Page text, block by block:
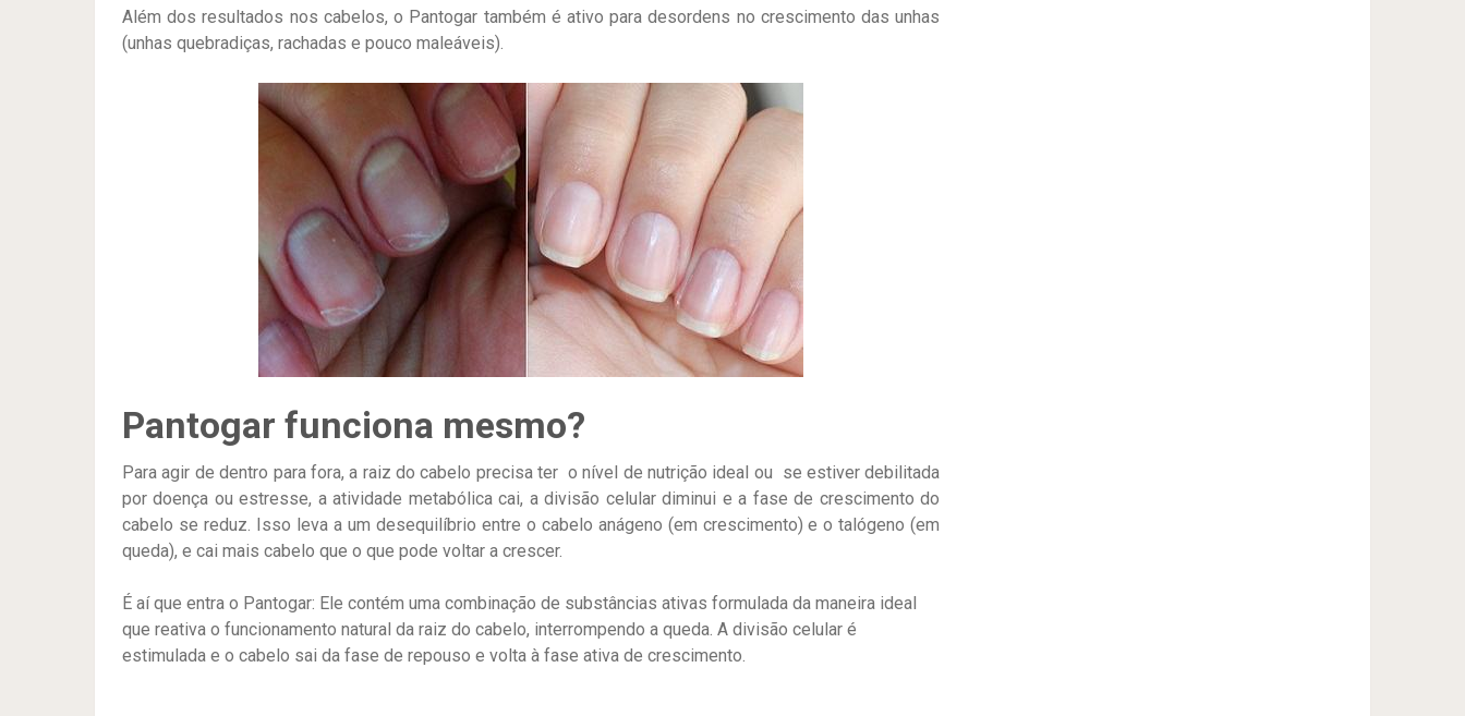
Além dos resultados nos cabelos, o Pantogar também é ativo para desordens no crescimento das unhas
(unhas quebradiças, rachadas e pouco maleáveis).
Pantogar funciona mesmo?
Para agir de dentro para fora, a raiz do cabelo precisa ter o nível de nutrição ideal ou se estiver debilitada
por doença ou estresse, a atividade metabólica cai, a divisão celular diminui e a fase de crescimento do
cabelo se reduz. Isso leva a um desequilíbrio entre o cabelo anágeno (em crescimento) e o talógeno (em
queda), e cai mais cabelo que o que pode voltar a crescer.
É aí que entra o Pantogar: Ele contém uma combinação de substâncias ativas formulada da maneira ideal
que reativa o funcionamento natural da raiz do cabelo, interrompendo a queda. A divisão celular é
estimulada e o cabelo sai da fase de repouso e volta à fase ativa de crescimento.